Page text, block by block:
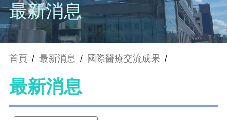
最新消息
首頁 / 最新消息 / 國際醫療交流成果 /
最新消息